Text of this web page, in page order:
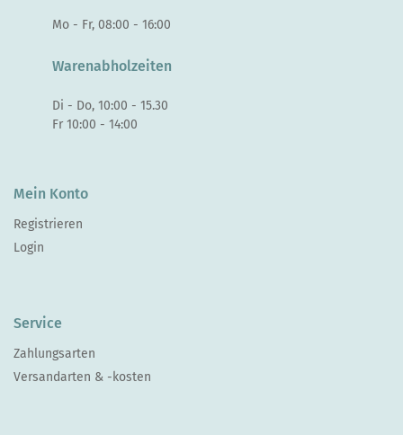
Mo - Fr, 08:00 - 16:00
Warenabholzeiten
Di - Do, 10:00 - 15.30
Fr 10:00 - 14:00
Mein Konto
Registrieren
Login
Service
Zahlungsarten
Versandarten & -kosten